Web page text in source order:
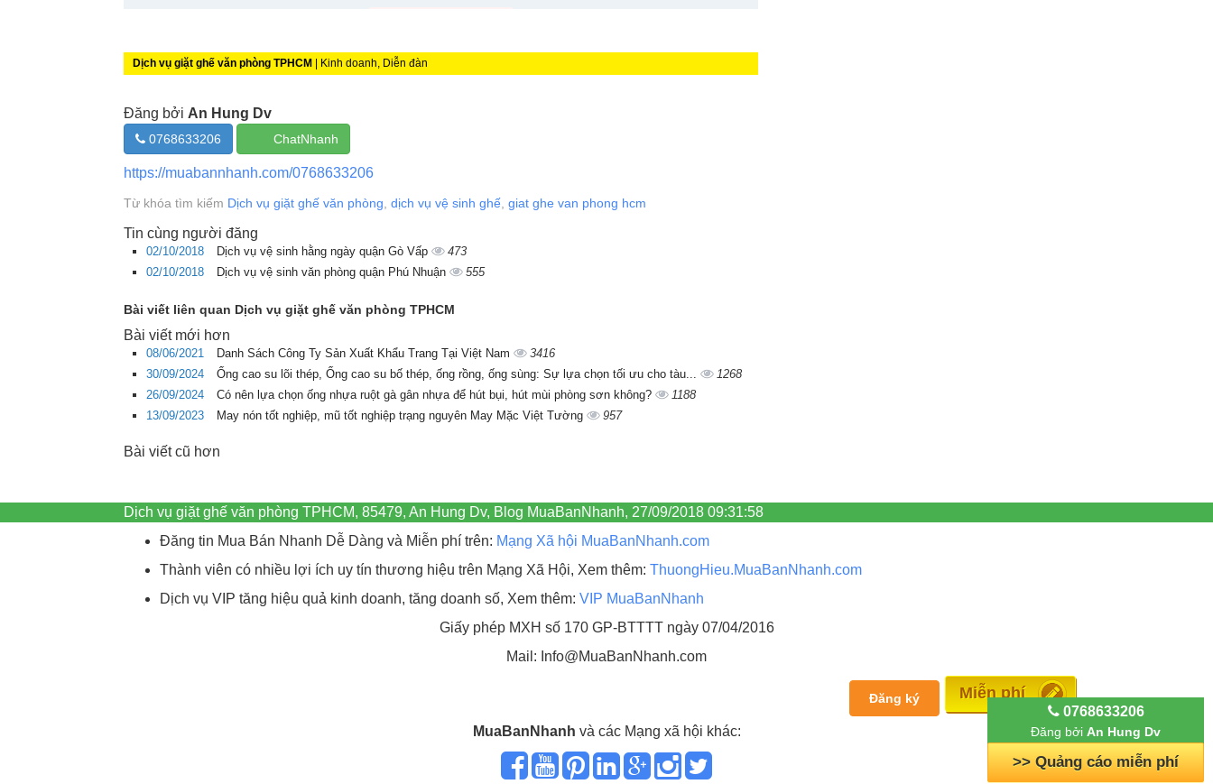
Dịch vụ giặt ghế văn phòng TPHCM | Kinh doanh, Diễn đàn
Đăng bởi An Hung Dv
0768633206 ChatNhanh
https://muabannhanh.com/0768633206
Từ khóa tìm kiếm Dịch vụ giặt ghế văn phòng dịch vụ vệ sinh ghế giat ghe van phong hcm
Tin cùng người đăng
02/10/2018 Dịch vụ vệ sinh hằng ngày quận Gò Vấp
473
02/10/2018
Dịch vụ vệ sinh văn phòng quận Phú Nhuận 555
Bài viết liên quan Dịch vụ giặt ghế văn phòng TPHCM
Bài viết mới hơn
08/06/2021 Danh Sách Công Ty Sản Xuất Khẩu Trang Tại Việt Nam
3416
30/09/2024
Ống cao su lõi thép, Ống cao su bố thép, ống rồng, ống sùng: Sự lựa chọn tối ưu cho tàu...
1268
26/09/2024
Có nên lựa chọn ống nhựa ruột gà gân nhựa để hút bụi, hút mùi phòng sơn không?
1188
13/09/2023
May nón tốt nghiệp, mũ tốt nghiệp trạng nguyên May Mặc Việt Tường 957
Bài viết cũ hơn
Dịch vụ giặt ghế văn phòng TPHCM, 85479, An Hung Dv, Blog MuaBanNhanh, 27/09/2018 09:31:58
Đăng tin Mua Bán Nhanh Dễ Dàng và Miễn phí trên: Mạng Xã hội MuaBanNhanh.com
Thành viên có nhiều lợi ích uy tín thương hiệu trên Mạng Xã Hội, Xem thêm: ThuongHieu.MuaBanNhanh.com
Dịch vụ VIP tăng hiệu quả kinh doanh, tăng doanh số, Xem thêm: VIP MuaBanNhanh
Giấy phép MXH số 170 GP-BTTTT ngày 07/04/2016
Mail: Info@MuaBanNhanh.com
Đăng ký Đăng tin
MuaBanNhanh và các Mạng xã hội khác:
0768633206
Đăng bởi An Hung Dv
>> Bài PR miễn phí